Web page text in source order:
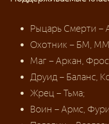
Рыцарь Смерти –
Охотник – БМ,
Маг – Аркан,
Друид – Баланс,
Жрец – Тьма;
Воин – Армс,